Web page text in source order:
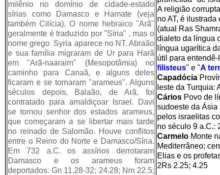
milênio no domínio de cidade-estado
sírias como Damasco e Hamate (veja
também Cilícia). O nome hebraico "Arã"
geralmente é traduzido por "Síria" , mas o
nome grego Syria aparece no NT. Abraão
e sua família migraram de Ur para Harã
em "Arã-naaraim" (Mesopotâmia) no
caminho para Canaã, e alguns deles
ficaram e se tornaram "arameus". Alguns
séculos depois, Balaão, de Arã, foi
contratado para amaldiçoar Israel. Davi
se tornou senhor dos estados arameus,
que começaram a se libertar mais tarde
no reinado de Salomão. Houve conflitos
entre o Reino do Norte e Damasco/Síria.
Em 732 a.C. os assírios derrotaram
Damasco e os arameus foram
deportados: Gn 11.28-32; 24.28; Nm 22.5;
A religião
no AT, é
(atual Ras
dialeto da língua
língua ugarítica
útil para
filisteus" e "A
Capadócia
leste da Turquia:
Cários Povo de
sudoeste da Ásia
pelos israelitas
no século 9 a.C.:
Carmelo Monte
Mediterrâneo;
Elias e os
2Rs 2.25; 4.25